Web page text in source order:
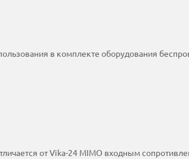
в комплекте оборудования
от Vika-24 MIMO входным